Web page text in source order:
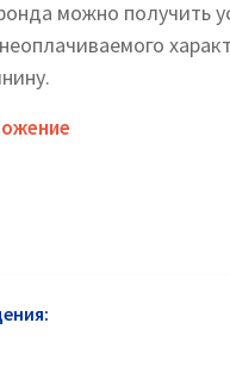
можно получить